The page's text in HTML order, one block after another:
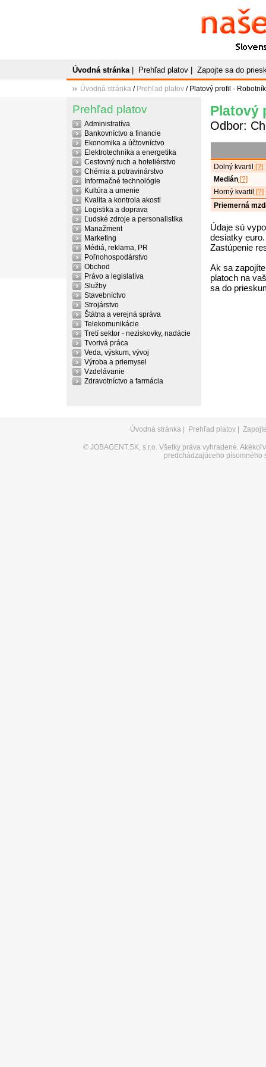
Naše
Slovenský
Úvodná stránka| Prehľad platov Zapojte sa do
Úvodná stránka / Prehľad platov / Platový profil -
Prehľad platov
Administratíva
Bankovníctvo a financie
Ekonomika a účtovníctvo
Elektrotechnika a energetika
Cestovný ruch a hoteliérstvo
Chémia a potravinárstvo
Informačné technológie
Kultúra a umenie
Kvalita a kontrola akosti
Logistika a doprava
Ľudské zdroje a personalistika
Manažment
Marketing
Médiá, reklama, PR
Poľnohospodárstvo
Obchod
Právo a legislatíva
Služby
Stavebníctvo
Strojárstvo
Štátna a verejná správa
Telekomunikácie
Tretí sektor - neziskovky, nadácie
Tvorivá práca
Veda, výskum, vývoj
Výroba a priemysel
Vzdelávanie
Zdravotníctvo a farmácia
Platový
Odbor:
Dolný kvartil
[?]
Medián[?]
Horný kvartil
[?]
Priemerná
Údaje sú
desiatky euro.
Zastúpenie
Ak sa
platoch na
sa do
Úvodná stránka Prehľad platov
© JOBAGENT.SK, s.r.o. Všetky práva vyhradené.
predchádzajúceho písomného